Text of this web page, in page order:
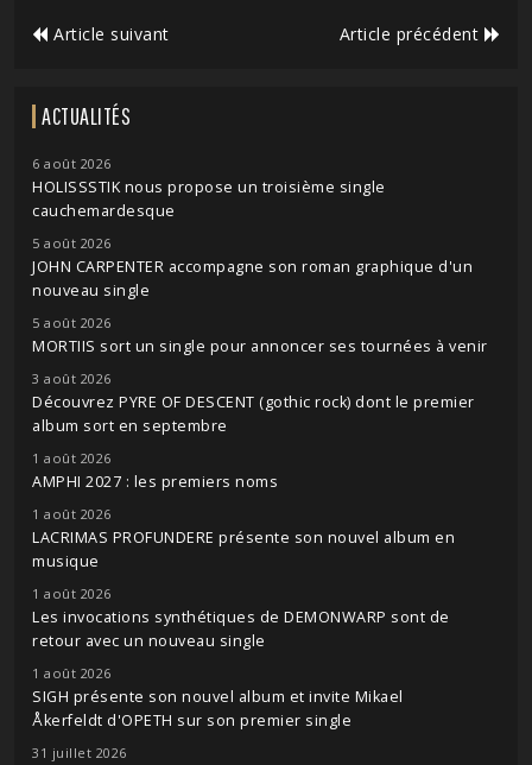
Article suivant Article précédent
ACTUALITÉS
6 août 2026
HOLISSSTIK nous propose un troisième single
cauchemardesque
5 août 2026
JOHN CARPENTER accompagne son roman graphique d'un
nouveau single
5 août 2026
MORTIIS sort un single pour annoncer ses tournées à venir
3 août 2026
Découvrez PYRE OF DESCENT (gothic rock) dont le premier
album sort en septembre
1 août 2026
AMPHI 2027 : les premiers noms
1 août 2026
LACRIMAS PROFUNDERE présente son nouvel album en
musique
1 août 2026
Les invocations synthétiques de DEMONWARP sont de
retour avec un nouveau single
1 août 2026
SIGH présente son nouvel album et invite Mikael
Åkerfeldt d'OPETH sur son premier single
31 juillet 2026